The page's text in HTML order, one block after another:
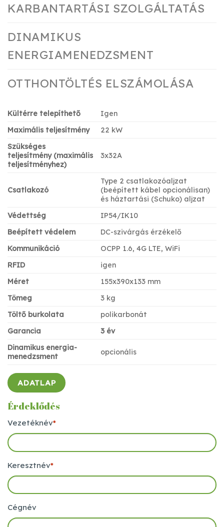
KARBANTARTÁSI SZOLGÁLTATÁS
DINAMIKUS
ENERGIAMENEDZSMENT
OTTHONTÖLTÉS ELSZÁMOLÁSA
Kültérre telepíthető
Igen
Maximális teljesítmény
22 kW
Szükséges
teljesítmény (maximális
teljesítményhez)
3x32A
Csatlakozó
Type 2 csatlakozóaljzat
(beépített kábel opcionálisan)
és háztartási (Schuko) aljzat
Védettség
IP54/IK10
Beépített védelem
DC-szivárgás érzékelő
Kommunikáció
OCPP 1.6, 4G LTE, WiFi
RFID
igen
Méret
155x390x133 mm
Tömeg
3 kg
Töltő burkolata
polikarbonát
Garancia
3 év
Dinamikus energia-
menedzsment
opcionális
ADATLAP
Érdeklődés
Vezetéknév*
Keresztnév*
Cégnév